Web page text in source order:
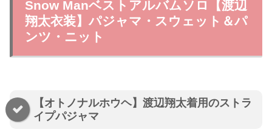
Snow Manベストアルバムソロ【渡辺
翔太衣装】パジャマ・スウェット＆パ
ンツ・ニット
【オトノナルホウヘ】渡辺翔太着用のストラ
イプパジャマ